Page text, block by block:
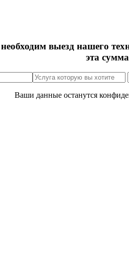
выезд нашего
эта
Ваши данные останутся